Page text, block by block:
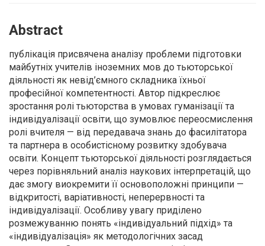
Abstract
публікація присвячена аналізу проблеми підготовки
майбутніх учителів іноземних мов до тьюторської
діяльності як невід’ємного складника їхньої
професійної компетентності. Автор підкреслює
зростання ролі тьюторства в умовах гуманізації та
індивідуалізації освіти, що зумовлює переосмислення
ролі вчителя — від передавача знань до фасилітатора
та партнера в особистісному розвитку здобувача
освіти. Концепт тьюторської діяльності розглядається
через порівняльний аналіз наукових інтерпретацій, що
дає змогу виокремити її основоположні принципи —
відкритості, варіативності, неперервності та
індивідуалізації. Особливу увагу приділено
розмежуванню понять «індивідуальний підхід» та
«індивідуалізація» як методологічних засад